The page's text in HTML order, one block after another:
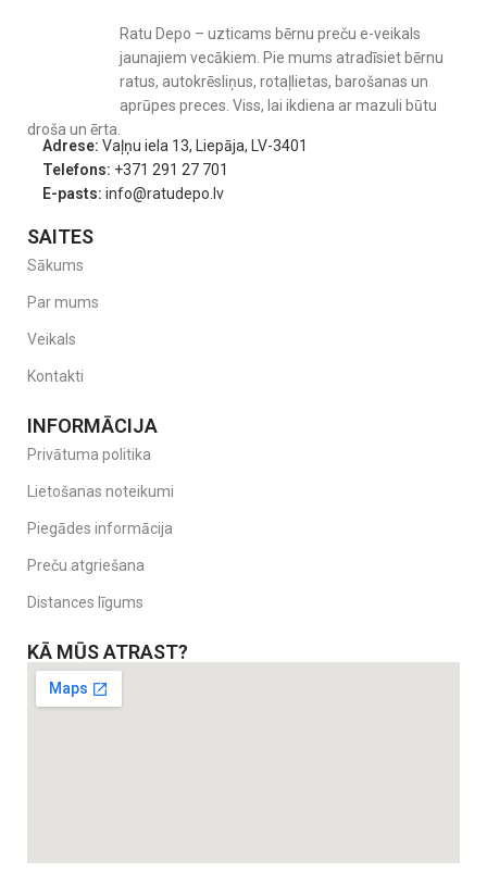
Ratu Depo – uzticams bērnu preču e-veikals
jaunajiem vecākiem. Pie mums atradīsiet bērnu
ratus, autokrēsliņus, rotaļlietas, barošanas un
aprūpes preces. Viss, lai ikdiena ar mazuli būtu
droša un ērta.
Adrese: Vaļņu iela 13, Liepāja, LV-3401
Telefons: +371 291 27 701
E-pasts: info@ratudepo.lv
SAITES
Sākums
Par mums
Veikals
Kontakti
INFORMĀCIJA
Privātuma politika
Lietošanas noteikumi
Piegādes informācija
Preču atgriešana
Distances līgums
KĀ MŪS ATRAST?